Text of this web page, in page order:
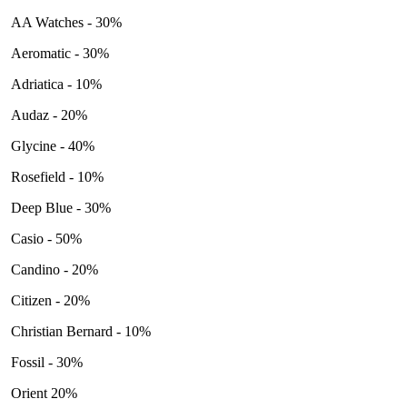
AA Watches - 30%
Aeromatic - 30%
Adriatica - 10%
Audaz - 20%
Glycine - 40%
Rosefield - 10%
Deep Blue - 30%
Casio - 50%
Candino - 20%
Citizen - 20%
Christian Bernard - 10%
Fossil - 30%
Orient 20%